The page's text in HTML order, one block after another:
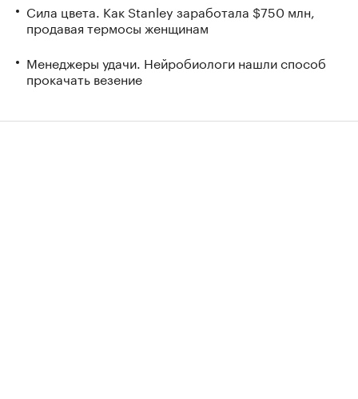
Сила цвета. Как Stanley заработала $750 млн,
продавая термосы женщинам
Менеджеры удачи. Нейробиологи нашли способ
прокачать везение